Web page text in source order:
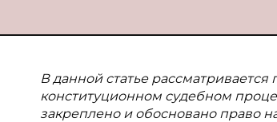
В данной статье
конституционном судебном
закреплено и обосновано право